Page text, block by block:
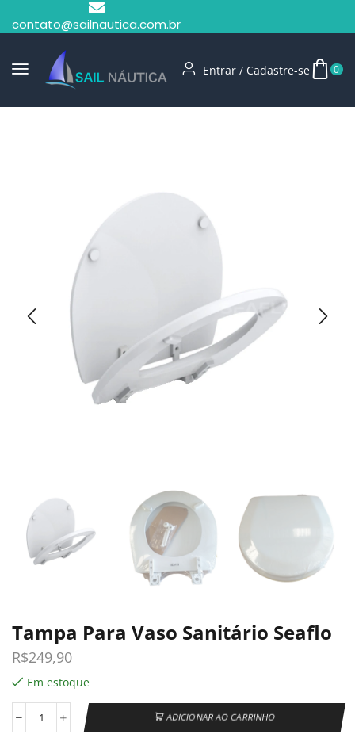
contato@sailnautica.com.br
Entrar / Cadastre-se 0
Tampa Para Vaso Sanitário Seaflo
R$249,90
Em estoque
ADICIONAR AO CARRINHO